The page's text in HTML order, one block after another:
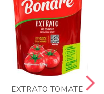
EXTRATO TOMATE